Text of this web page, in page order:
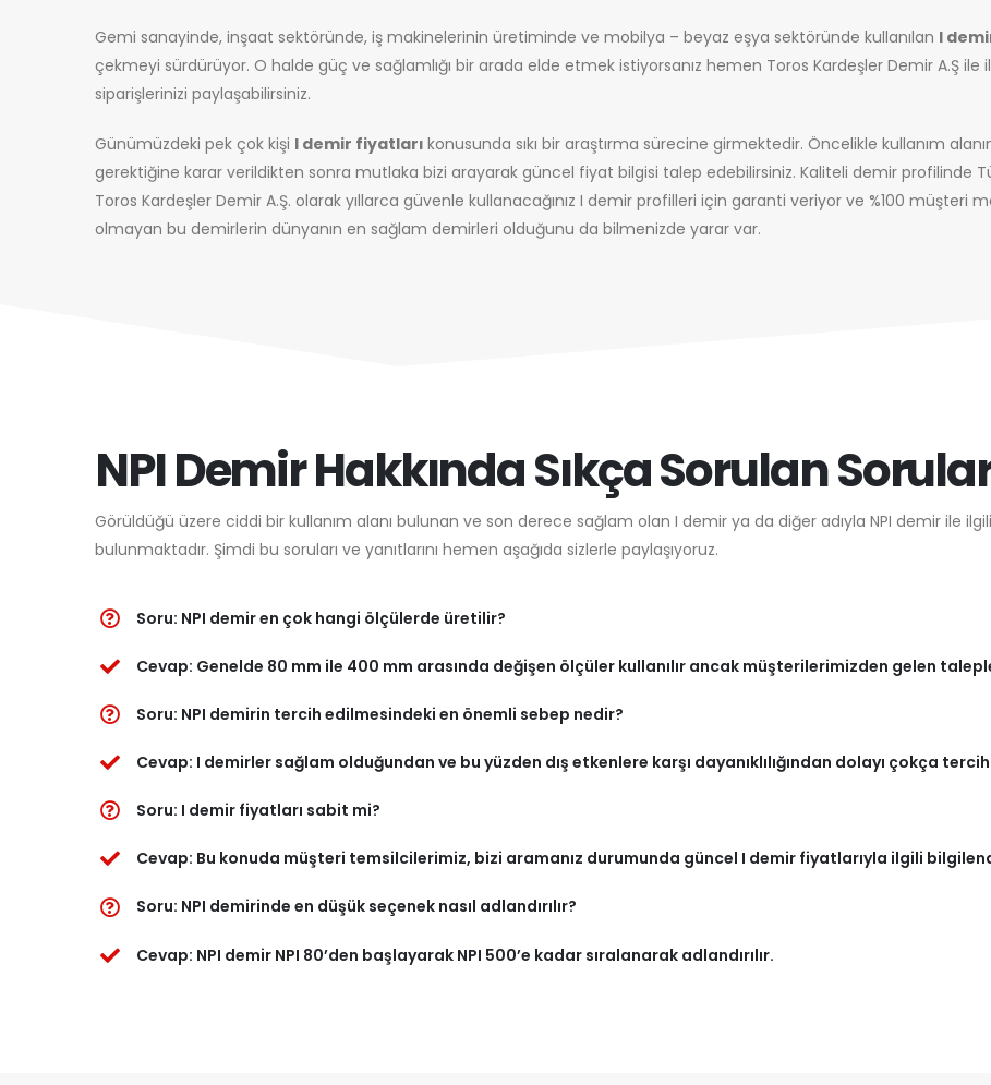
Gemi sanayinde, inşaat sektöründe, iş makinelerinin üretiminde ve mobilya – beyaz eşya sektöründe kullanılan I
çekmeyi sürdürüyor. O halde güç ve sağlamlığı bir arada elde etmek istiyorsanız hemen Toros Kardeşler Demir A.Ş
siparişlerinizi paylaşabilirsiniz.
Günümüzdeki pek çok kişi I demir fiyatları konusunda sıkı bir araştırma sürecine girmektedir. Öncelikle kullanım
gerektiğine karar verildikten sonra mutlaka bizi arayarak güncel fiyat bilgisi talep edebilirsiniz. Kaliteli demir profilinde
Toros Kardeşler Demir A.Ş. olarak yıllarca güvenle kullanacağınız I demir profilleri için garanti veriyor ve %100 müşteri
olmayan bu demirlerin dünyanın en sağlam demirleri olduğunu da bilmenizde yarar var.
NPI Demir Hakkında Sıkça Sorulan
Görüldüğü üzere ciddi bir kullanım alanı bulunan ve son derece sağlam olan I demir ya da diğer adıyla NPI demir ile
bulunmaktadır. Şimdi bu soruları ve yanıtlarını hemen aşağıda sizlerle paylaşıyoruz.
Soru: NPI demir en çok hangi ölçülerde üretilir?
Cevap: Genelde 80 mm ile 400 mm arasında değişen ölçüler kullanılır ancak müşterilerimizden gelen
Soru: NPI demirin tercih edilmesindeki en önemli sebep nedir?
Cevap: I demirler sağlam olduğundan ve bu yüzden dış etkenlere karşı dayanıklılığından dolayı çokça
Soru: I demir fiyatları sabit mi?
Cevap: Bu konuda müşteri temsilcilerimiz, bizi aramanız durumunda güncel I demir fiyatlarıyla ilgili
Soru: NPI demirinde en düşük seçenek nasıl adlandırılır?
Cevap: NPI demir NPI 80’den başlayarak NPI 500’e kadar sıralanarak adlandırılır.